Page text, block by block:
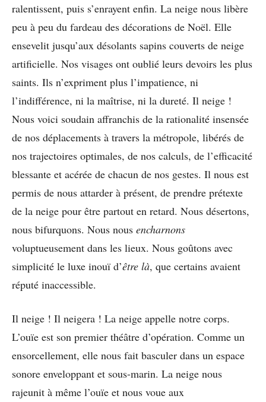
ralentissent, puis s’enrayent enfin. La neige nous libère
peu à peu du fardeau des décorations de Noël. Elle
ensevelit jusqu’aux désolants sapins couverts de neige
artificielle. Nos visages ont oublié leurs devoirs les plus
saints. Ils n’expriment plus l’impatience, ni
l’indifférence, ni la maîtrise, ni la dureté. Il neige !
Nous voici soudain affranchis de la rationalité insensée
de nos déplacements à travers la métropole, libérés de
nos trajectoires optimales, de nos calculs, de l’efficacité
blessante et acérée de chacun de nos gestes. Il nous est
permis de nous attarder à présent, de prendre prétexte
de la neige pour être partout en retard. Nous désertons,
nous bifurquons. Nous nous encharnons
voluptueusement dans les lieux. Nous goûtons avec
simplicité le luxe inouï d’être là, que certains avaient
réputé inaccessible.
Il neige ! Il neigera ! La neige appelle notre corps.
L’ouïe est son premier théâtre d’opération. Comme un
ensorcellement, elle nous fait basculer dans un espace
sonore enveloppant et sous-marin. La neige nous
rajeunit à même l’ouïe et nous voue aux